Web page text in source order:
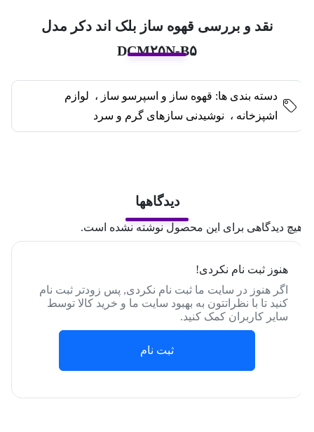
نقد و بررسی قهوه ساز بلک اند دکر مدل
DCM۲۵N-B۵
دسته بندی ها: قهوه ساز و اسپرسو ساز ،
لوازم
اشپزخانه ، نوشیدنی سازهای گرم و سرد
دیدگاهها
دیدگاهی برای این محصول نوشته نشده است.
هنوز ثبت نام نکردی!
اگر هنوز در سایت ما ثبت نام نکردی, پس زودتر ثبت نام
کنید تا با نظراتتون به بهبود سایت ما و خرید کالا توسط
سایر کاربران کمک کنید.
ثبت نام